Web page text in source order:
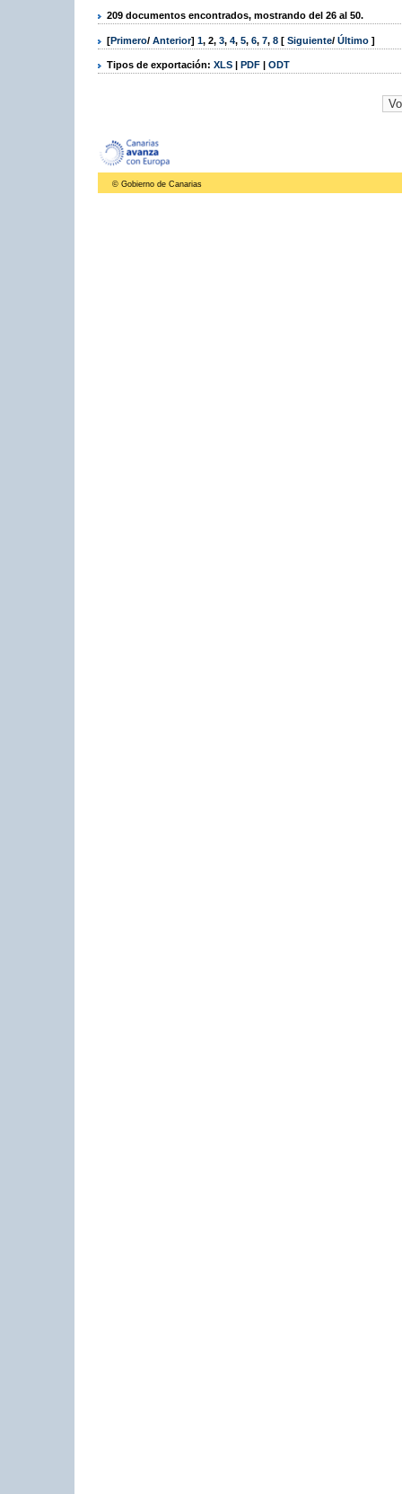
209 documentos encontrados, mostrando del 26 al 50.
[Primero/ Anterior] 1, 2, 3, 4, 5, 6, 7, 8 [ Siguiente/ Último ]
Tipos de exportación: XLS | PDF | ODT
© Gobierno de Canarias